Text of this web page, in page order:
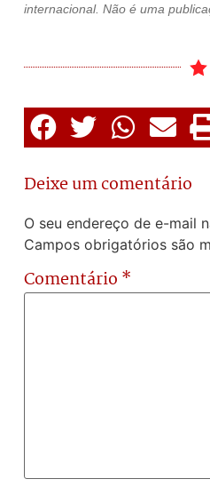
internacional. Não é uma
Deixe um comentário
O seu endereço de e-mail
Campos obrigatórios são
Comentário *